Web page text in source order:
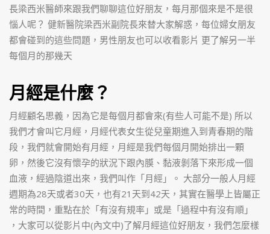
長梁西米醫師來跟我們聊聊這位好朋友，每月那個來是不是很
惱人呢？ 健新醫院梁西米副院長來替大家解惑，每位婦女朋友
都會碰到的這些問題，男性朋友也可以收看影片 更了解另一半
每個月的那幾天
月經是什麼？
月經顧名思義，因為它是每個月都會來(有些人可能不是) 所以
我們才會叫它月經，月經代表女生從兒童期進入到青春期的階
段，我們就會開始有月經，月經是我們每個月開始排出一顆
卵，然後它沒有懷孕的狀況下跟內膜、黏液剝落下來形成一個
血液，經過陰道出來，我們叫作「月經」。 大部分一般人月經
週期為28天或者30天，也有21天到42天，其實在醫學上皆屬正
常的時間，重點在於「有沒有規率」或是「過程中有沒有順」
，大家可以從影片中(內文中)了解月經這位好朋友，我們怎麼樣